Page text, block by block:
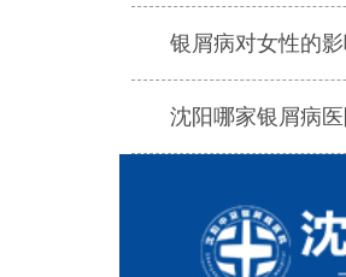
银屑病对女性的
沈阳哪家银屑病